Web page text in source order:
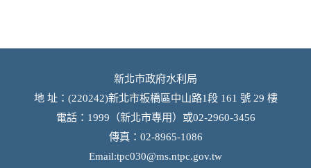
新北市政府水利局
地 址：(220242)新北市板橋區中山路1段 161 號 29 樓
電話：1999（新北市專用）或02-2960-3456
傳真：02-8965-1086
Email:tpc030@ms.ntpc.gov.tw